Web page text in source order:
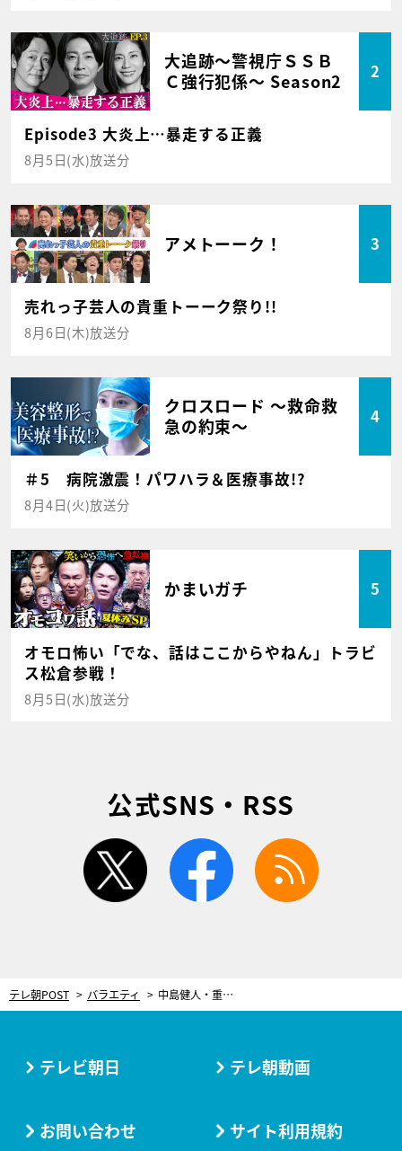
大追跡～警視庁ＳＳＢ
Ｃ強行犯係～ Season2
2
Episode3 大炎上…暴走する正義
8月5日(水)放送分
アメトーーク！ 3
売れっ子芸人の貴重トーーク祭り!!
8月6日(木)放送分
クロスロード ～救命救
急の約束～
4
＃5 病院激震！パワハラ＆医療事故!?
8月4日(火)放送分
かまいガチ 5
オモロ怖い「でな、話はここからやねん」トラビ
ス松倉参戦！
8月5日(水)放送分
公式SNS・RSS
twitter facebook
テレ朝POST バラエティ 中島健人・重岡大毅・岩本照、仲良し3人組の特番！「本能的に仲良い」彼らの馴れ初めも
テレビ朝日 テレ朝動画
お問い合わせ サイト利用規約